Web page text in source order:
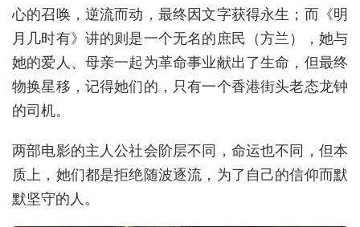
心的召唤，逆流而动，最终因文字获得永生；而《明
月几时有》讲的则是一个无名的庶民（方兰），她与
她的爱人、母亲一起为革命事业献出了生命，但最终
物换星移，记得她们的，只有一个香港街头老态龙钟
的司机。
两部电影的主人公社会阶层不同，命运也不同，但本
质上，她们都是拒绝随波逐流，为了自己的信仰而默
默坚守的人。